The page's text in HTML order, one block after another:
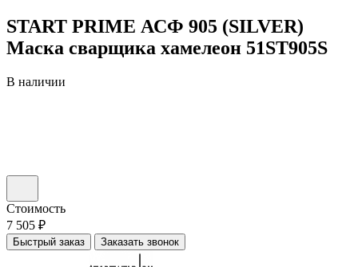
START PRIME АСФ 905 (SILVER)
Маска сварщика хамелеон 51ST905S
В наличии
Стоимость
7 505 ₽
Быстрый заказ Заказать звонок